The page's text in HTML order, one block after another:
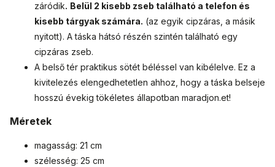
záródik. Belül 2 kisebb zseb található a telefon és
kisebb tárgyak számára. (az egyik cipzáras, a másik
nyitott). A táska hátsó részén szintén található egy
cipzáras zseb.
A belső tér praktikus sötét béléssel van kibélelve. Ez a
kivitelezés elengedhetetlen ahhoz, hogy a táska belseje
hosszú évekig tökéletes állapotban maradjon.et!
Méretek
magasság: 21 cm
szélesség: 25 cm